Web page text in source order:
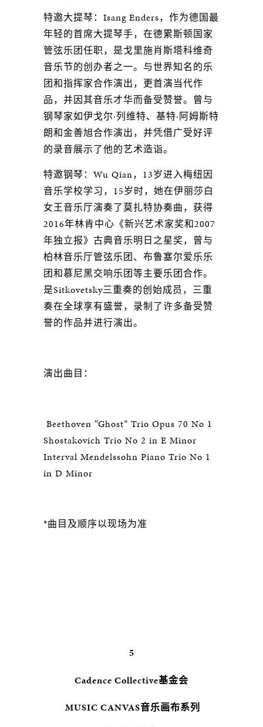
特邀大提琴：Isang Enders，作为德国最
年轻的首席大提琴手，在德累斯顿国家
管弦乐团任职，是戈里施肖斯塔科维奇
音乐节的创办者之一。与世界知名的乐
团和指挥家合作演出，更首演当代作
品，并因其音乐才华而备受赞誉。曾与
钢琴家如伊戈尔·列维特、基特·阿姆斯特
朗和金善旭合作演出，并凭借广受好评
的录音展示了他的艺术造诣。
特邀钢琴：Wu Qian，13岁进入梅纽因
音乐学校学习，15岁时，她在伊丽莎白
女王音乐厅演奏了莫扎特协奏曲，获得
2016年林肯中心《新兴艺术家奖和2007
年独立报》古典音乐明日之星奖，曾与
柏林音乐厅管弦乐团、布鲁塞尔爱乐乐
团和慕尼黑交响乐团等主要乐团合作。
是Sitkovetsky三重奏的创始成员，三重
奏在全球享有盛誉，录制了许多备受赞
誉的作品并进行演出。
演出曲目：
Beethoven “Ghost” Trio Opus 70 No 1
Shostakovich Trio No 2 in E Minor
Interval Mendelssohn Piano Trio No 1
in D Minor
*曲目及顺序以现场为准
5
Cadence Collective基金会
MUSIC CANVAS音乐画布系列